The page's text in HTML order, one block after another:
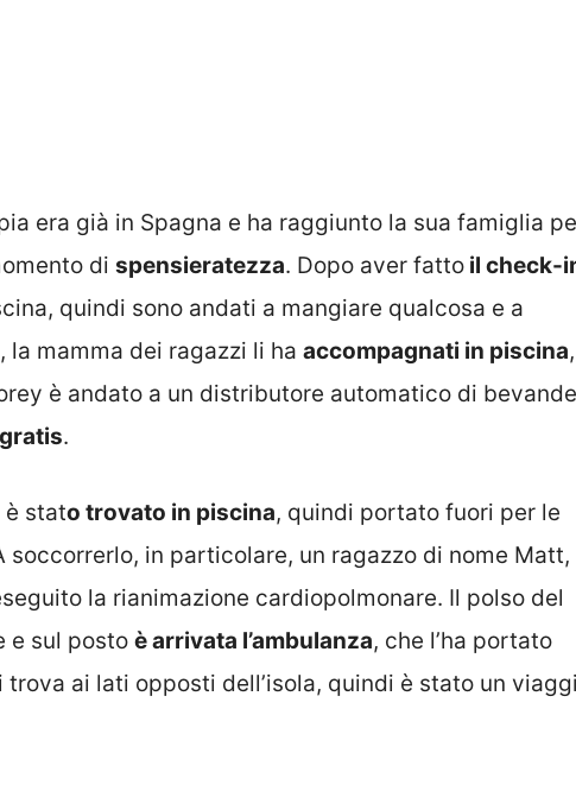
era già in Spagna e ha raggiunto la sua famiglia
di spensieratezza. Dopo aver fatto il check-
quindi sono andati a mangiare qualcosa e a
la mamma dei ragazzi li ha accompagnati in piscina,
è andato a un distributore automatico di
.
è stato trovato in piscina, quindi portato fuori per le
soccorrerlo, in particolare, un ragazzo di nome Matt,
la rianimazione cardiopolmonare. Il polso del
e sul posto è arrivata l’ambulanza, che l’ha portato
trova ai lati opposti dell’isola, quindi è stato un